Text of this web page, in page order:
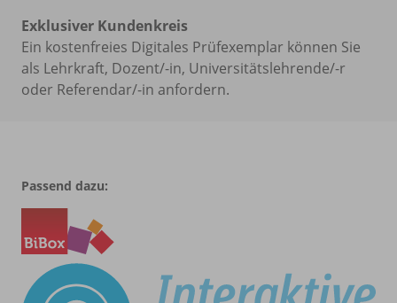
Exklusiver Kundenkreis
Ein kostenfreies Digitales Prüfexemplar können Sie
als Lehrkraft, Dozent/-in, Universitätslehrende/-r
oder Referendar/-in anfordern.
Passend dazu: